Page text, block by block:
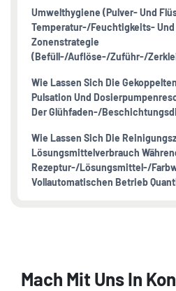
Umwelthygiene (Pulver- Und
Temperatur-/Feuchtigkeits-
Zonenstrategie
(Befüll-/Auflöse-/Zuführ-/
Wie Lassen Sich Die
Pulsation Und
Der Glühfaden-/
Wie Lassen Sich Die
Lösungsmittelverbrauch
Rezeptur-/Lösungsmittel-/
Vollautomatischen Betrieb
Mach Mit Uns In